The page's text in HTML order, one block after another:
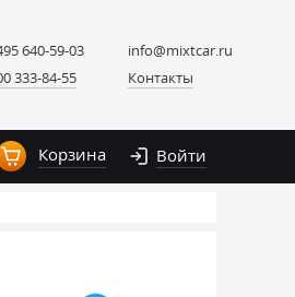
640-59-03
333-84-55
info@mixtcar.ru
Контакты
Корзина Войти